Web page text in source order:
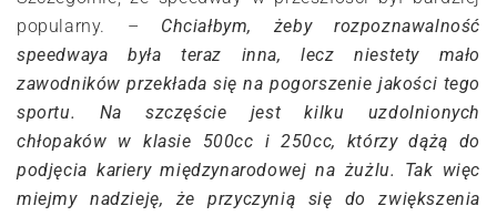
popularny. – Chciałbym, żeby rozpoznawalność
speedwaya była teraz inna, lecz niestety mało
zawodników przekłada się na pogorszenie jakości tego
sportu. Na szczęście jest kilku uzdolnionych
chłopaków w klasie 500cc i 250cc, którzy dążą do
podjęcia kariery międzynarodowej na żużlu. Tak więc
miejmy nadzieję, że przyczynią się do zwiększenia